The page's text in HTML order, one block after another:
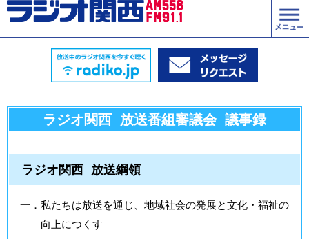
ラジオ関西 放送番組審議会 議事録
ラジオ関西 放送綱領
一．私たちは放送を通じ、地域社会の発展と文化・福祉の
向上につくす